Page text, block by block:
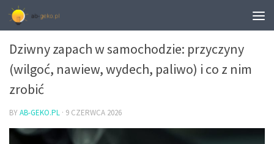
OBJAWY AWARII SAMOCHODU
Dziwny zapach w samochodzie: przyczyny
(wilgoć, nawiew, wydech, paliwo) i co z nim
zrobić
BYAB-GEKO.PL · 9 CZERWCA 2026